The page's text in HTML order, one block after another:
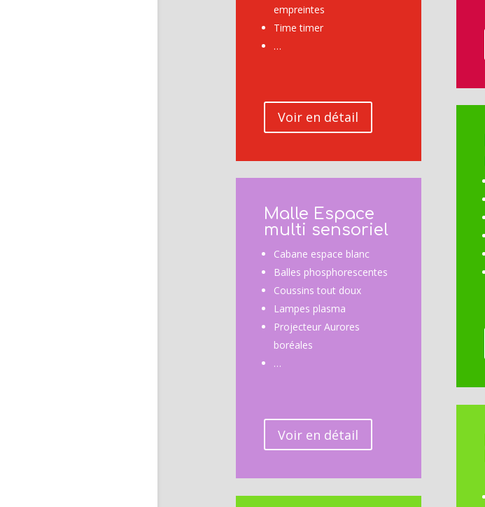
empreintes
Time timer
…
Voir en détail
Malle Espace
multi sensoriel
Cabane espace blanc
Balles phosphorescentes
Coussins tout doux
Lampes plasma
Projecteur Aurores
boréales
…
Voir en détail